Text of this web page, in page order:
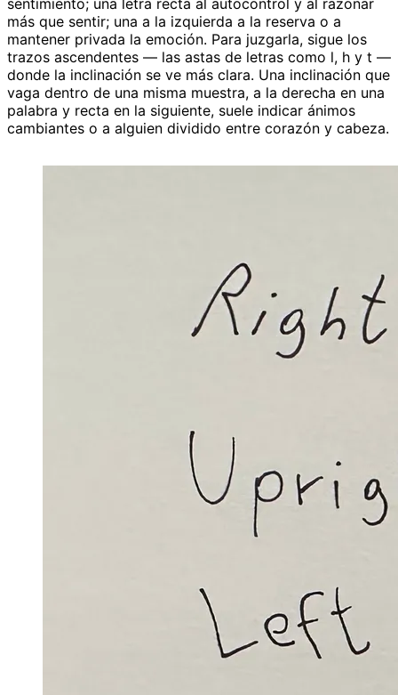
más que sentir; una a la izquierda a la reserva o a
mantener privada la emoción. Para juzgarla, sigue los
trazos ascendentes — las astas de letras como l, h y t —
donde la inclinación se ve más clara. Una inclinación que
vaga dentro de una misma muestra, a la derecha en una
palabra y recta en la siguiente, suele indicar ánimos
cambiantes o a alguien dividido entre corazón y cabeza.